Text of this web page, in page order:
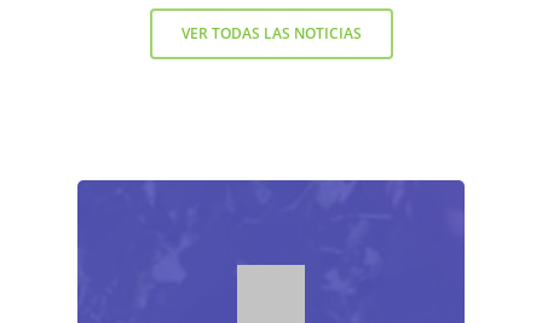
VER TODAS LAS NOTICIAS